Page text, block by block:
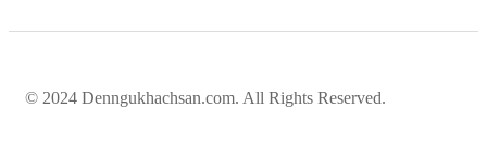
© 2024 Denngukhachsan.com. All Rights Reserved.